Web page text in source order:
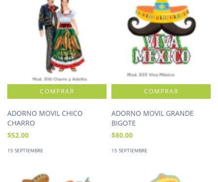
ADORNO MOVIL CHICO
CHARRO
$52.00
15 SEPTIEMBRE
ADORNO MOVIL GRANDE
BIGOTE
$80.00
15 SEPTIEMBRE